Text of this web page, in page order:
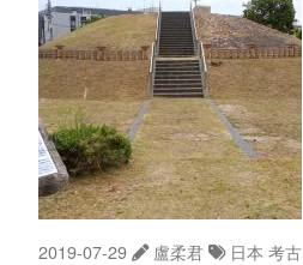
2019-07-29 盧柔君 日本 考古